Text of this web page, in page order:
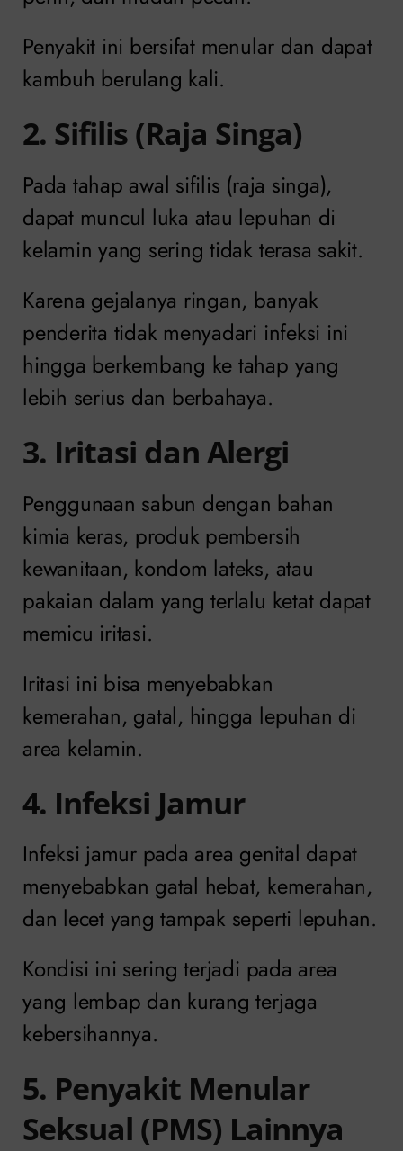
Penyakit ini bersifat menular dan dapat
kambuh berulang kali.
2. Sifilis (Raja Singa)
Pada tahap awal sifilis (raja singa),
dapat muncul luka atau lepuhan di
kelamin yang sering tidak terasa sakit.
Karena gejalanya ringan, banyak
penderita tidak menyadari infeksi ini
hingga berkembang ke tahap yang
lebih serius dan berbahaya.
3. Iritasi dan Alergi
Penggunaan sabun dengan bahan
kimia keras, produk pembersih
kewanitaan, kondom lateks, atau
pakaian dalam yang terlalu ketat dapat
memicu iritasi.
Iritasi ini bisa menyebabkan
kemerahan, gatal, hingga lepuhan di
area kelamin.
4. Infeksi Jamur
Infeksi jamur pada area genital dapat
menyebabkan gatal hebat, kemerahan,
dan lecet yang tampak seperti lepuhan.
Kondisi ini sering terjadi pada area
yang lembap dan kurang terjaga
kebersihannya.
5. Penyakit Menular
Seksual (PMS) Lainnya